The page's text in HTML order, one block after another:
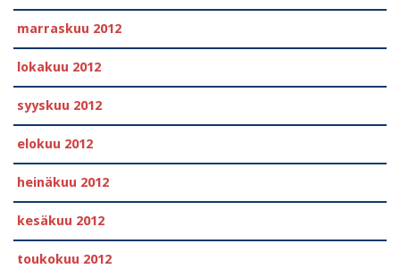
marraskuu 2012
lokakuu 2012
syyskuu 2012
elokuu 2012
heinäkuu 2012
kesäkuu 2012
toukokuu 2012